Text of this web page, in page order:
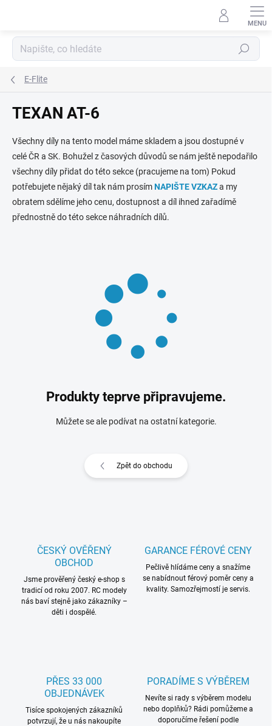
Hledat
E-Flite
TEXAN AT-6
Všechny díly na tento model máme skladem a jsou dostupné v
celé ČR a SK. Bohužel z časových důvodů se nám ještě nepodařilo
všechny díly přidat do této sekce (pracujeme na tom) Pokud
potřebujete nějaký díl tak nám prosímNAPIŠTE VZKAZa my
obratem sdělíme jeho cenu, dostupnost a díl ihned zařadímě
přednostně do této sekce náhradních dílů.
Produkty teprve připravujeme.
Můžete se ale podívat na ostatní kategorie.
Zpět do obchodu
ČESKÝ OVĚŘENÝ
OBCHOD
Jsme prověřený český e-shop s
tradicí od roku 2007. RC modely
nás baví stejně jako zákazníky –
děti i dospělé.
GARANCE FÉROVÉ CENY
Pečlivě hlídáme ceny a snažíme
se nabídnout férový poměr ceny a
kvality. Samozřejmostí je servis.
PŘES 33 000
OBJEDNÁVEK
Tisíce spokojených zákazníků
potvrzují, že u nás nakoupíte
PORADÍME S VÝBĚREM
Nevíte si rady s výběrem modelu
nebo doplňků? Rádi pomůžeme a
doporučíme řešení podle